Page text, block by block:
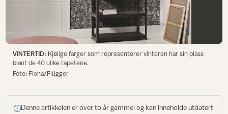
VINTERTID: Kjølige farger som representerer vinteren har sin plass
blant de 40 ulike tapetene.
Foto: Fiona/Flügger
Denne artikkelen er over to år gammel og kan inneholde utdatert